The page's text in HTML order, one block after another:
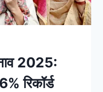
2025:
रिकॉर्ड